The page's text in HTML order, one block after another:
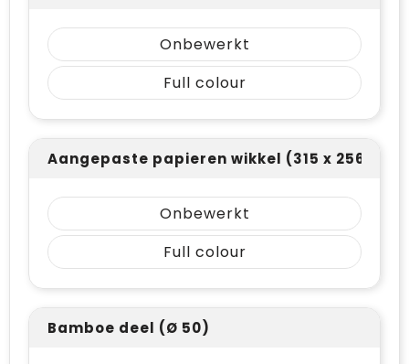
Onbewerkt
Full colour
Aangepaste papieren wikkel (315 x 256)
Onbewerkt
Full colour
Bamboe deel (Ø 50)